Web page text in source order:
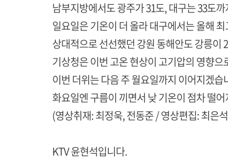
남부지방에서도 광주가 31도, 대구는 33도
일요일은 기온이 더 올라 대구에서는 올해
상대적으로 선선했던 강원 동해안도 강릉이
기상청은 이번 고온 현상이 고기압의 영향
이번 더위는 다음 주 월요일까지 이어지겠습
화요일엔 구름이 끼면서 낮 기온이 점차 떨
(영상취재: 최정욱, 전동준 / 영상편집: 최은
KTV 윤현석입니다.